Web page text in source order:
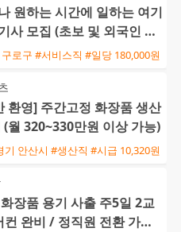
원하는 시간에 일하는 여기
사 모집 (초보 및 외국인 환
로구 #서비스직 #일당 180,000원
환영] 주간고정 화장품 생산
(월 320~330만원 이상 가능)
기 안산시 #생산직 #시급 10,320원
장품 용기 사출 주5일 2교
완비 / 정직원 전환 가능 /